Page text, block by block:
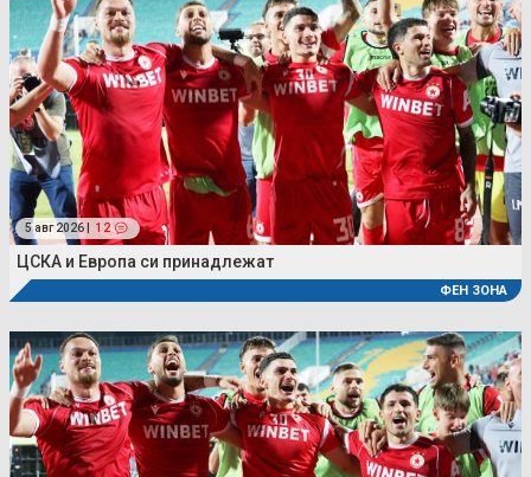
5 авг 2026 | 12
ЦСКА и Европа си принадлежат
ФЕН ЗОНА